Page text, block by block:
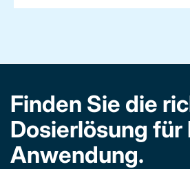
Finden Sie die
Dosierlösung für
Anwendung.